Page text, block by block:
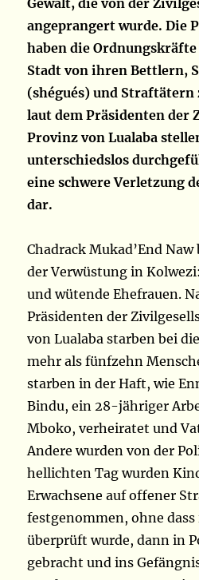
Gewalt, die von der
angeprangert wurde. Die
haben die
Stadt von ihren Bettlern,
(shégués) und Straftätern
laut dem Präsidenten der
Provinz von Lualaba
unterschiedslos
eine schwere Verletzung
dar.
Chadrack Mukad’End
der Verwüstung in
und wütende Ehefrauen.
Präsidenten der
von Lualaba starben bei
mehr als fünfzehn
starben in der Haft, wie
Bindu, ein 28-jähriger
Mboko, verheiratet und
Andere wurden von der
hellichten Tag wurden
Erwachsene auf offener
festgenommen, ohne
überprüft wurde, dann in
gebracht und ins